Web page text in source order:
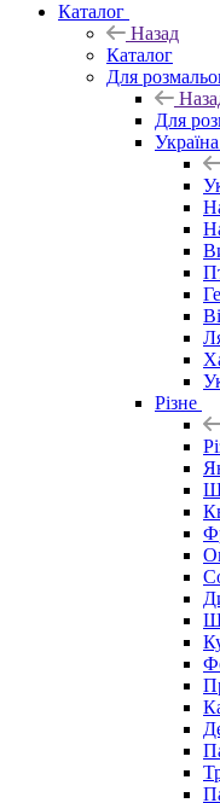
Каталог
Назад
Каталог
Для
Для
Україна
Різне